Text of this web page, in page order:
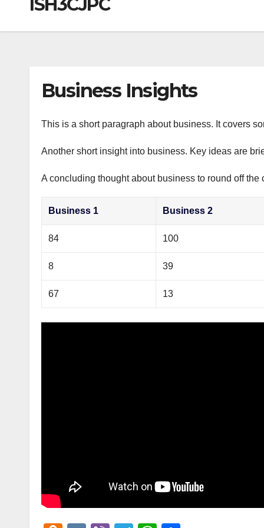
ISH3CJPC
Business Insights
This is a short paragraph about business. It covers
Another short insight into business. Key ideas are
A concluding thought about business to round off the
Business 1 Business 2
84 100
8 39
67 13
m